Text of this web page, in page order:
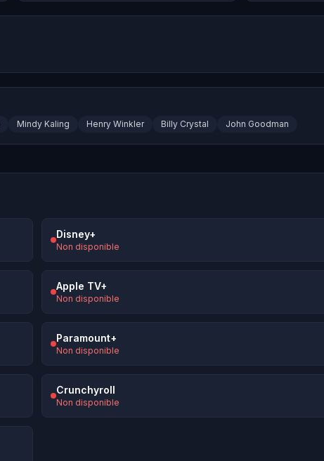
Mindy Kaling Henry Winkler Billy Crystal John Goodman
Disney+
Non disponible
Apple TV+
Non disponible
Paramount+
Non disponible
Crunchyroll
Non disponible